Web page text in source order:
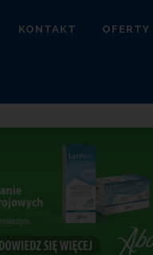
KONTAKT OFERTY